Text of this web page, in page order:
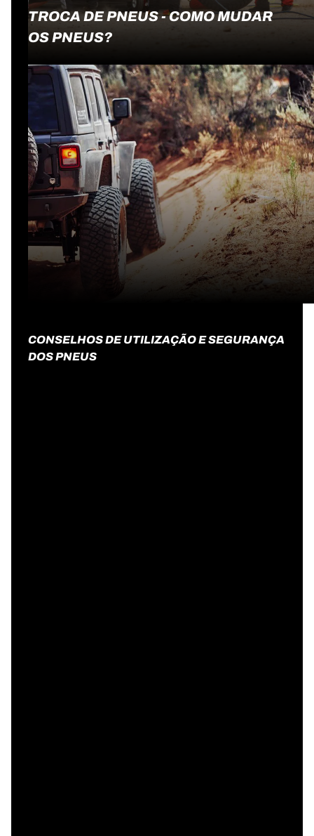
TROCA DE PNEUS - COMO MUDAR
OS PNEUS?
CONSELHOS DE UTILIZAÇÃO E SEGURANÇA
DOS PNEUS